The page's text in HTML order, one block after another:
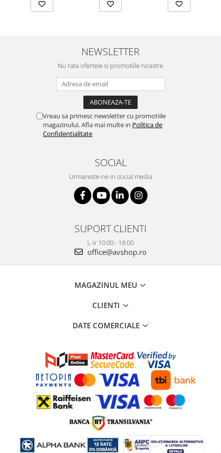
NEWSLETTER
Nu rata ofertele si promotiile noastre
Vreau sa primesc newsletter cu promotiile
magazinului. Afla mai multe in Politica de
Confidentialitate
SOCIAL
Urmareste-ne in social media
SUPORT CLIENTI
L-V 10:00 - 18:00
office@avshop.ro
MAGAZINUL MEU
CLIENTI
DATE COMERCIALE